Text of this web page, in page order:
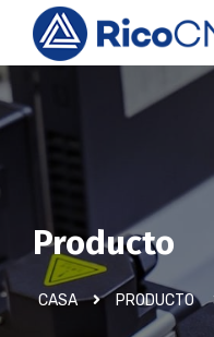
Producto
CASA PRODUCTO